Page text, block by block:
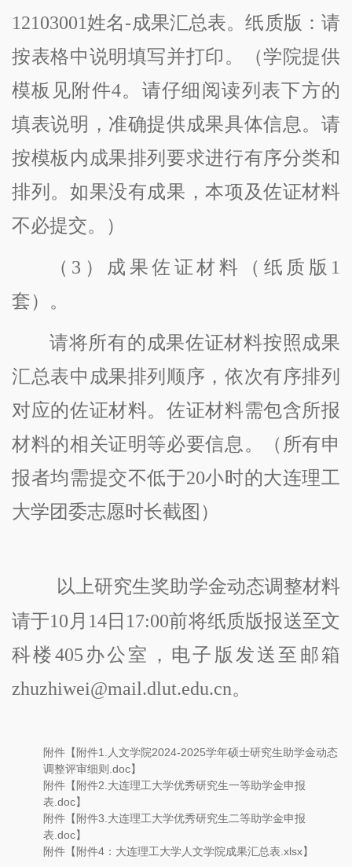
12103001姓名-成果汇总表。纸质版：请
按表格中说明填写并打印。
（学院提供
模板见附件4。请仔细阅读列表下方的
填表说明，准确提供成果具体信息。请
按模板内成果排列要求进行有序分类和
排列。如果没有成果，本项及佐证材料
不必提交。
）
（ 3 ）成果佐证材料（纸质版 1
套）。
请将所有的成果佐证材料按照成果
汇总表中成果排列顺序，依次有序排列
对应的佐证材料。佐证材料需包含所报
材料的相关证明等必要信息。（所有申
报者均需提交不低于20小时的大连理工
大学团委志愿时长截图）
以上研究生奖助学金动态调整材料
请于10月14日 17:00前将纸质版报送至文
科楼405办公室，电子版 发送至邮箱
zhuzhiwei@mail.dlut.edu.cn。
附件【 附件1.人文学院2024-2025学年硕士研究生助学金动态
调整评审细则.doc】
附件【 附件2.大连理工大学优秀研究生一等助学金申报
表.doc】
附件【 附件3.大连理工大学优秀研究生二等助学金申报
表.doc】
附件【 附件4：大连理工大学人文学院成果汇总表.xlsx】